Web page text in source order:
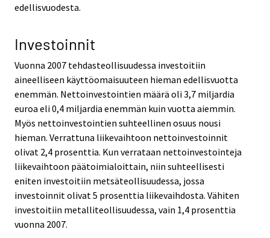
edellisvuodesta.
Investoinnit
Vuonna 2007 tehdasteollisuudessa investoitiin
aineelliseen käyttöomaisuuteen hieman edellisvuotta
enemmän. Nettoinvestointien määrä oli 3,7 miljardia
euroa eli 0,4 miljardia enemmän kuin vuotta aiemmin.
Myös nettoinvestointien suhteellinen osuus nousi
hieman. Verrattuna liikevaihtoon nettoinvestoinnit
olivat 2,4 prosenttia. Kun verrataan nettoinvestointeja
liikevaihtoon päätoimialoittain, niin suhteellisesti
eniten investoitiin metsäteollisuudessa, jossa
investoinnit olivat 5 prosenttia liikevaihdosta. Vähiten
investoitiin metalliteollisuudessa, vain 1,4 prosenttia
vuonna 2007.